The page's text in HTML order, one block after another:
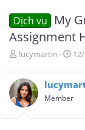
Dịch vụ
My
Assignment
T
r
e
a
d
s
lucymartin
N
à
y
g
i
Member